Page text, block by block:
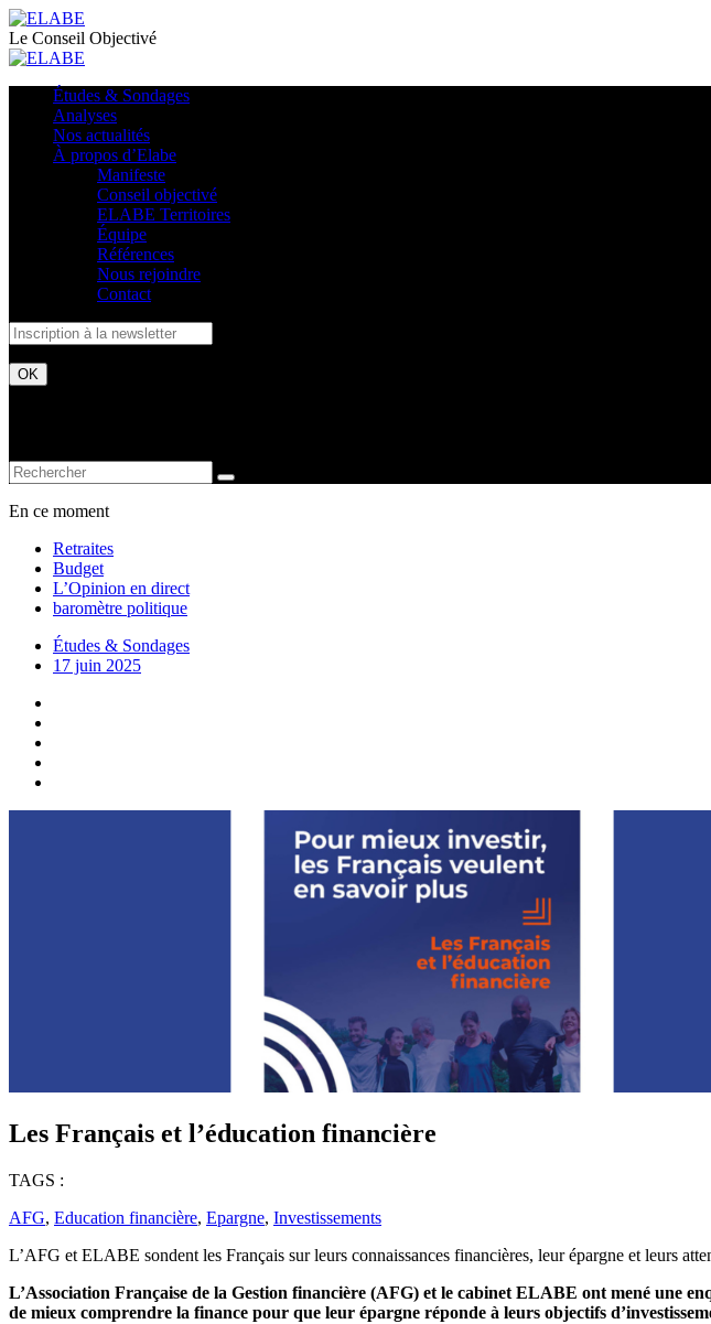
Le Conseil Objectivé
Études & Sondages
Analyses
Nos actualités
À propos d’Elabe
Manifeste
Conseil objectivé
ELABE Territoires
Équipe
Références
Nous rejoindre
Contact
En ce moment
Retraites
Budget
L’Opinion en direct
baromètre politique
Études & Sondages
17 juin 2025
Les Français et l’éducation financière
TAGS :
AFG, Education financière, Epargne, Investissements
L’AFG et ELABE sondent les Français sur leurs connaissances financières, leur épargne et leurs
L’Association Française de la Gestion financière (AFG) et le cabinet ELABE ont mené une
de mieux comprendre la finance pour que leur épargne réponde à leurs objectifs